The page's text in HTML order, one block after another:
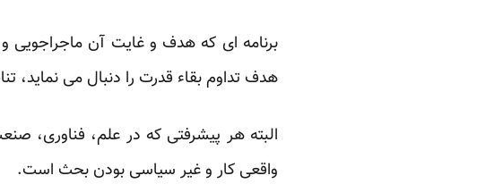
برنامه ای که هدف و غایت آن
هدف تداوم بقاء قدرت را دنبال می نماید،
البته هر پیشرفتی که در علم، فناوری،
واقعی کار و غیر سیاسی بودن بحث است.